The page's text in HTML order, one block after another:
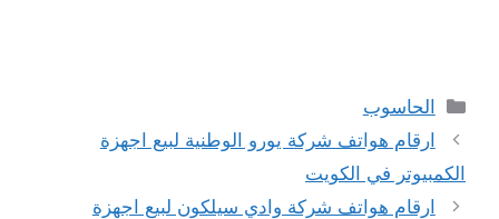
التصنيفات
الحاسوب
ارقام هواتف شركة يورو الوطنية لبيع اجهزة
الكمبيوتر في الكويت
ارقام هواتف شركة وادي سيلكون لبيع اجهزة